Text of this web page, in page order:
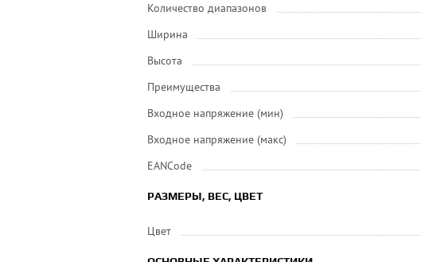
Количество диапазонов
Ширина
Высота
Преимущества
Входное напряжение (мин)
Входное напряжение (макс)
EANCode
РАЗМЕРЫ, ВЕС, ЦВЕТ
Цвет